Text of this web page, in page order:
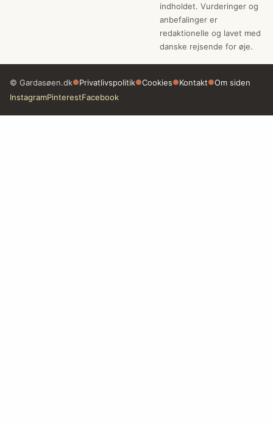
indholdet. Vurderinger og
anbefalinger er
redaktionelle og lavet med
danske rejsende for øje.
© Gardasøen.dk●Privatlivspolitik●Cookies●Kontakt●Om siden
InstagramPinterestFacebook